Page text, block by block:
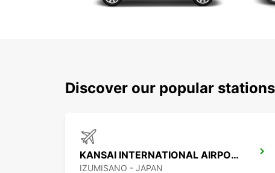
Discover our popular
KANSAI INTERNATIONAL AIRPORT
IZUMISANO - JAPAN